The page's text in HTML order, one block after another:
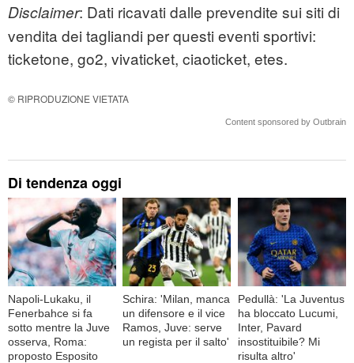
Disclaimer: Dati ricavati dalle prevendite sui siti di
vendita dei tagliandi per questi eventi sportivi:
ticketone, go2, vivaticket, ciaoticket, etes.
© RIPRODUZIONE VIETATA
Content sponsored by Outbrain
Di tendenza oggi
Napoli-Lukaku, il
Fenerbahce si fa
sotto mentre la Juve
osserva, Roma:
proposto Esposito
Schira: 'Milan, manca
un difensore e il vice
Ramos, Juve: serve
un regista per il salto'
Pedullà: 'La Juventus
ha bloccato Lucumi,
Inter, Pavard
insostituibile? Mi
risulta altro'